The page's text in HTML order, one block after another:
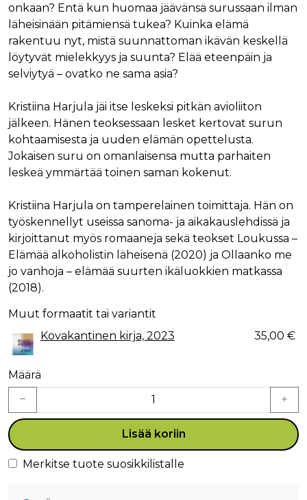
onkaan? Entä kun huomaa jäävänsä surussaan ilman
läheisinään pitämiensä tukea? Kuinka elämä
rakentuu nyt, mistä suunnattoman ikävän keskellä
löytyvät mielekkyys ja suunta? Elää eteenpäin ja
selviytyä – ovatko ne sama asia?
Kristiina Harjula jäi itse leskeksi pitkän avioliiton
jälkeen. Hänen teoksessaan lesket kertovat surun
kohtaamisesta ja uuden elämän opettelusta.
Jokaisen suru on omanlaisensa mutta parhaiten
leskeä ymmärtää toinen saman kokenut.
Kristiina Harjula on tamperelainen toimittaja. Hän on
työskennellyt useissa sanoma- ja aikakauslehdissä ja
kirjoittanut myös romaaneja sekä teokset Loukussa –
Elämää alkoholistin läheisenä (2020) ja Ollaanko me
jo vanhoja – elämää suurten ikäluokkien matkassa
(2018).
Muut formaatit tai variantit
Kovakantinen kirja, 2023
35,00 €
Määrä
Lisää koriin
Merkitse tuote suosikkilistalle